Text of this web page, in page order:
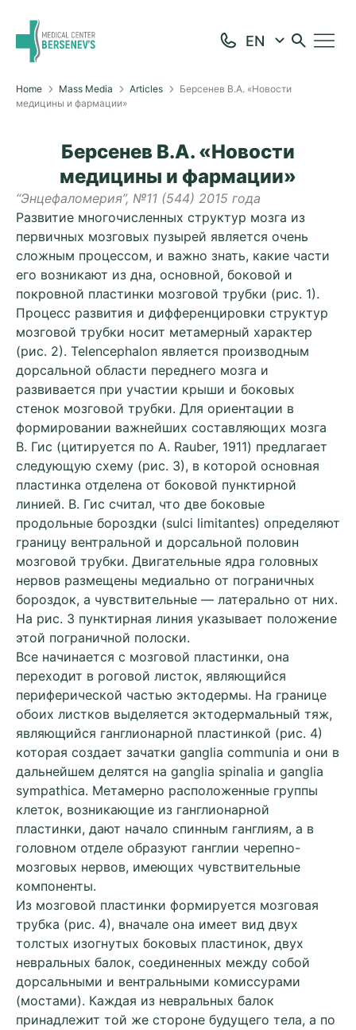
Home Mass Media Articles
Берсенев В.А. «Новости
медицины и фармации»
Берсенев В.А. «Новости
медицины и фармации»
“Энцефаломерия”, №11 (544) 2015 года
Развитие многочисленных структур мозга из
первичных мозговых пузырей является очень
сложным процессом, и важно знать, какие части
его возникают из дна, основной, боковой и
покровной пластинки мозговой трубки (рис. 1).
Процесс развития и дифференцировки структур
мозговой трубки носит метамерный характер
(рис. 2). Telencephalon является производным
дорсальной области переднего мозга и
развивается при участии крыши и боковых
стенок мозговой трубки. Для ориентации в
формировании важнейших составляющих мозга
В. Гис (цитируется по А. Rаubеr, 1911) предлагает
следующую схему (рис. 3), в которой основная
пластинка отделена от боковой пунктирной
линией. В. Гис считал, что две боковые
продольные бороздки (sulci limitantes) определяют
границу вентральной и дорсальной половин
мозговой трубки. Двигательные ядра головных
нервов размещены медиально от пограничных
бороздок, а чувствительные — латерально от них.
На рис. 3 пунктирная линия указывает положение
этой пограничной полоски.
Все начинается с мозговой пластинки, она
переходит в роговой листок, являющийся
периферической частью эктодермы. На границе
обоих листков выделяется эктодермальный тяж,
являющийся ганглионарной пластинкой (рис. 4)
которая создает зачатки ganglia communia и они в
дальнейшем делятся на ganglia spinalia и ganglia
sympathica. Метамерно расположенные группы
клеток, возникающие из ганглионарной
пластинки, дают начало спинным ганглиям, а в
головном отделе образуют ганглии черепно-
мозговых нервов, имеющих чувствительные
компоненты.
Из мозговой пластинки формируется мозговая
трубка (рис. 4), вначале она имеет вид двух
толстых изогнутых боковых пластинок, двух
невральных балок, соединенных между собой
дорcальными и вентральными комиссурами
(мостами). Каждая из невральных балок
принадлежит той же стороне будущего тела, а по